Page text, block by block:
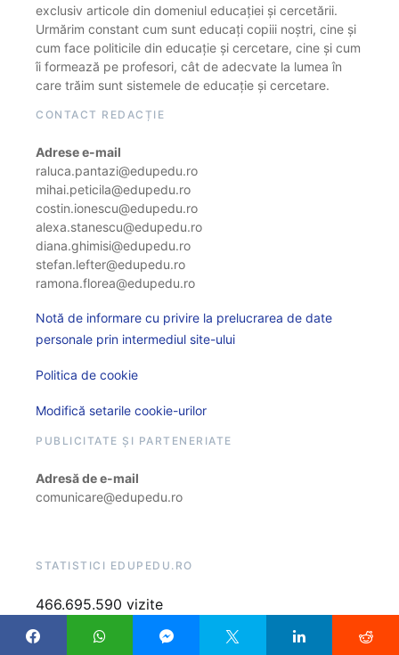
exclusiv articole din domeniul educației și cercetării.
Urmărim constant cum sunt educați copiii noștri, cine și
cum face politicile din educație și cercetare, cine și cum
îi formează pe profesori, cât de adecvate la lumea în
care trăim sunt sistemele de educație și cercetare.
CONTACT REDACȚIE
Adrese e-mail
raluca.pantazi@edupedu.ro
mihai.peticila@edupedu.ro
costin.ionescu@edupedu.ro
alexa.stanescu@edupedu.ro
diana.ghimisi@edupedu.ro
stefan.lefter@edupedu.ro
ramona.florea@edupedu.ro
Notă de informare cu privire la prelucrarea de date
personale prin intermediul site-ului
Politica de cookie
Modifică setarile cookie-urilor
PUBLICITATE ȘI PARTENERIATE
Adresă de e-mail
comunicare@edupedu.ro
STATISTICI EDUPEDU.RO
466.695.590 vizite